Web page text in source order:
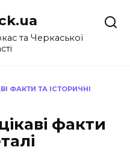
та Черкаської
ФАКТИ ТА ІСТОРИЧНІ
факти